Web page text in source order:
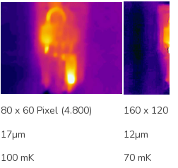
80 x 60 Pixel (4.800)
160 x 120
17µm
12µm
100 mK 70 mK